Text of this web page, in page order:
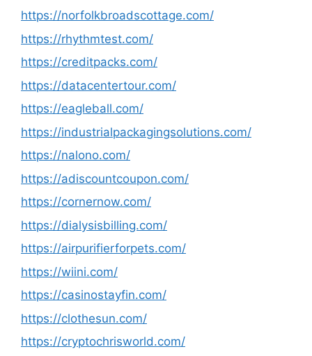
https://norfolkbroadscottage.com/
https://rhythmtest.com/
https://creditpacks.com/
https://datacentertour.com/
https://eagleball.com/
https://industrialpackagingsolutions.com/
https://nalono.com/
https://adiscountcoupon.com/
https://cornernow.com/
https://dialysisbilling.com/
https://airpurifierforpets.com/
https://wiini.com/
https://casinostayfin.com/
https://clothesun.com/
https://cryptochrisworld.com/